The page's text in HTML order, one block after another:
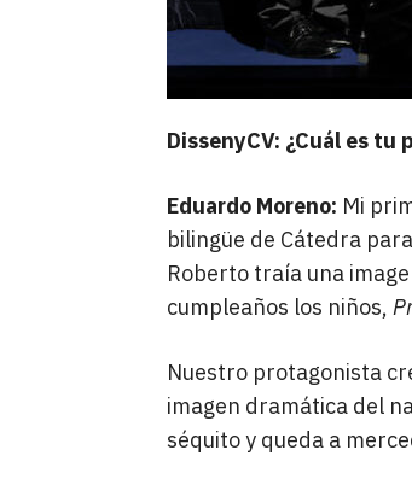
DissenyCV: ¿Cuál es tu
Eduardo Moreno: Mi
bilingüe de Cátedra
Roberto traía una
cumpleaños los niños,
Nuestro protagonista
imagen dramática del
séquito y queda a